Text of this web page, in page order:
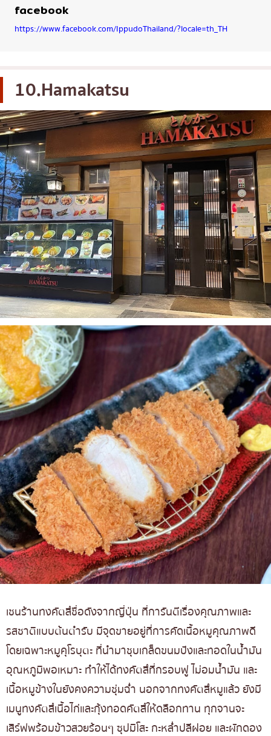
facebook
https://www.facebook.com/IppudoThailand/?locale=th_TH
10.Hamakatsu
เชนร้านทงคัตสึชื่อดังจากญี่ปุ่น ที่การันตีเรื่องคุณภาพและ
รสชาติแบบต้นตำรับ มีจุดขายอยู่ที่การคัดเนื้อหมูคุณภาพดี
โดยเฉพาะหมูคุโรบุตะ ที่นำมาชุบเกล็ดขนมปังและทอดในน้ำมัน
อุณหภูมิพอเหมาะ ทำให้ได้ทงคัตสึที่กรอบฟู ไม่อมน้ำมัน และ
เนื้อหมูข้างในยังคงความชุ่มฉ่ำ นอกจากทงคัตสึหมูแล้ว ยังมี
เมนูทงคัตสึเนื้อไก่และกุ้งทอดคัตสึให้ดลือกทาน ทุกจานจะ
เสิร์ฟพร้อมข้าวสวยร้อนๆ ซุปมิโสะ กะหล่ำปลีฝอย และผักดอง